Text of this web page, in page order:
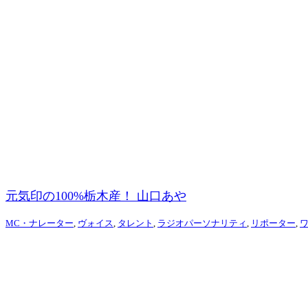
元気印の100%栃木産！ 山口あや
MC・ナレーター ヴォイス タレント ラジオパーソナリティ リポーター